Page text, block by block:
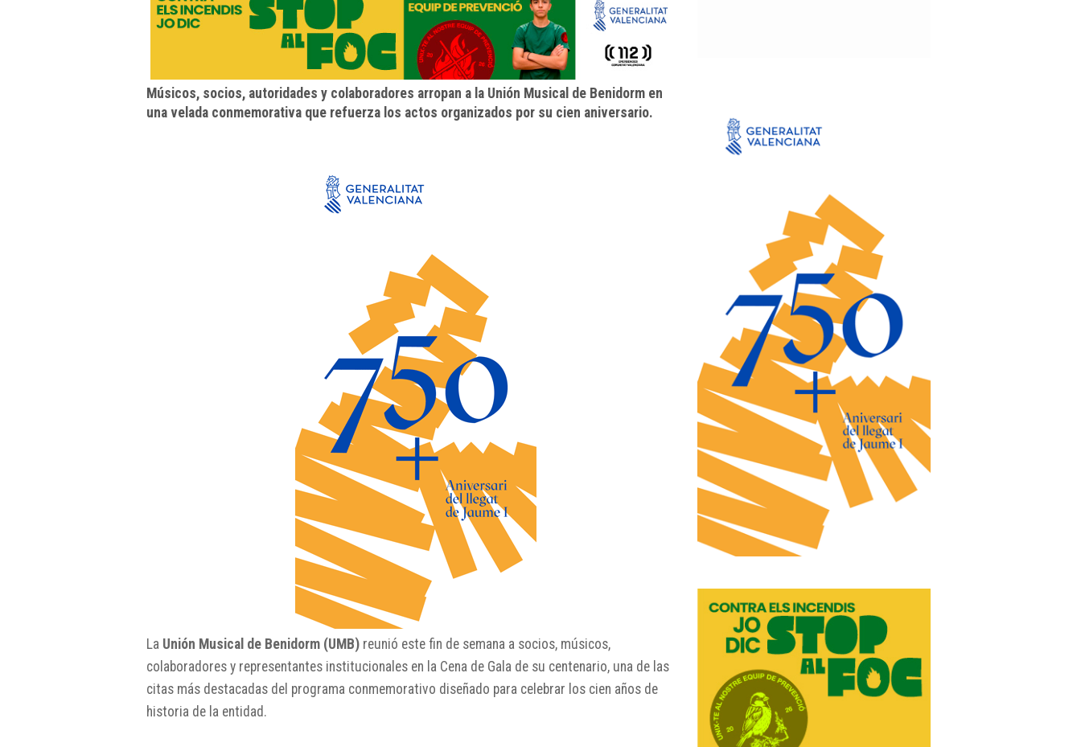
Músicos, socios, autoridades y colaboradores arropan a la Unión Musical de Benidorm en
una velada conmemorativa que refuerza los actos organizados por su cien aniversario.
La Unión Musical de Benidorm (UMB) reunió este fin de semana a socios, músicos,
colaboradores y representantes institucionales en la Cena de Gala de su centenario, una de las
citas más destacadas del programa conmemorativo diseñado para celebrar los cien años de
historia de la entidad.